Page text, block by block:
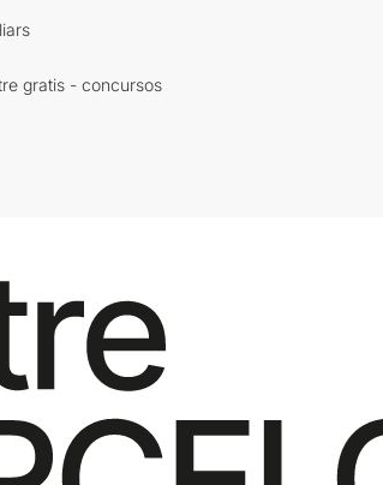
gratis - concursos